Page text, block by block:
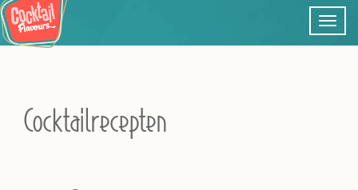
Cocktailrecepten